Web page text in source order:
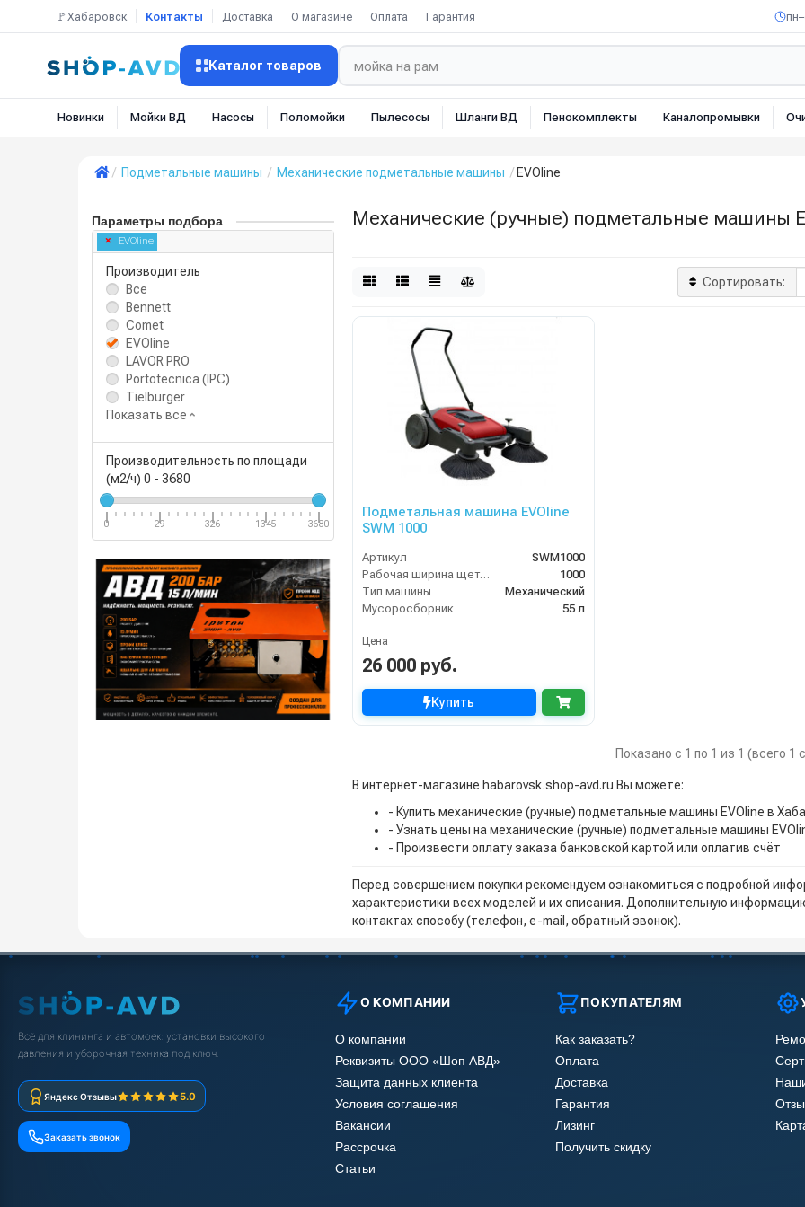
🚩Хабаровск Контакты Доставка О магазине Оплата Гарантия
Каталог товаров
Новинки Мойки ВД Насосы Поломойки Пылесосы Шланги ВД Пенокомплекты Каналопромывки
Подметальные машины Механические подметальные машины EVOline
Параметры подбора
EVOline
Производитель
Все
Bennett
Comet
EVOline
LAVOR PRO
Portotecnica (IPC)
Tielburger
Показать все
Производительность по площади
(м2/ч) 0 - 3680
0 29 326 1345 3680
Механические (ручные) подметальные машины
Сортировать:
Подметальная машина EVOline
SWM 1000
Артикул
SWM1000
Рабочая ширина щетки, мм
1000
Тип машины
Механический
Мусоросборник
55 л
Цена
26 000 руб.
Купить
Показано с 1 по 1 из 1 (всего 1
В интернет-магазине habarovsk.shop-avd.ru Вы можете:
- Купить механические (ручные) подметальные машины EVOline в
- Узнать цены на механические (ручные) подметальные машины
- Произвести оплату заказа банковской картой или оплатив счёт
Перед совершением покупки рекомендуем ознакомиться с подробной
характеристики всех моделей и их описания. Дополнительную
контактах способу (телефон, e-mail, обратный звонок).
Всё для клининга и автомоек: установки высокого
давления и уборочная техника под ключ.
Яндекс Отзывы 5.0
Заказать звонок
О КОМПАНИИ
О компании
Реквизиты ООО «Шоп АВД»
Защита данных клиента
Условия соглашения
Вакансии
Рассрочка
Статьи
ПОКУПАТЕЛЯМ
Как заказать?
Оплата
Доставка
Гарантия
Лизинг
Получить скидку